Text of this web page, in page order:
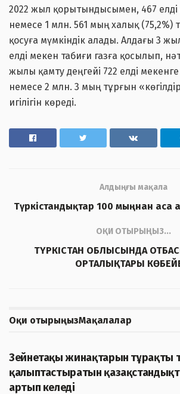
2022 жыл қорытындысымен, 467 елді
немесе 1 млн. 561 мың халық (75,2%)
қосуға мүмкіндік алады. Алдағы 3
елді мекен табиғи газға қосылып,
жылы қамту деңгейі 722 елді
немесе 2 млн. 3 мың тұрғын
игілігін көреді.
Алдыңғы мақала
Түркістандықтар 100 мыңнан аса
ОҚИ ОТЫРЫҢЫЗ...
ТҮРКІСТАН ОБЛЫСЫНДА
ОРТАЛЫҚТАРЫ
Оқи отырыңызМақалалар
Зейнетақы жинақтарын тұрақты
қалыптастыратын
артып келеді